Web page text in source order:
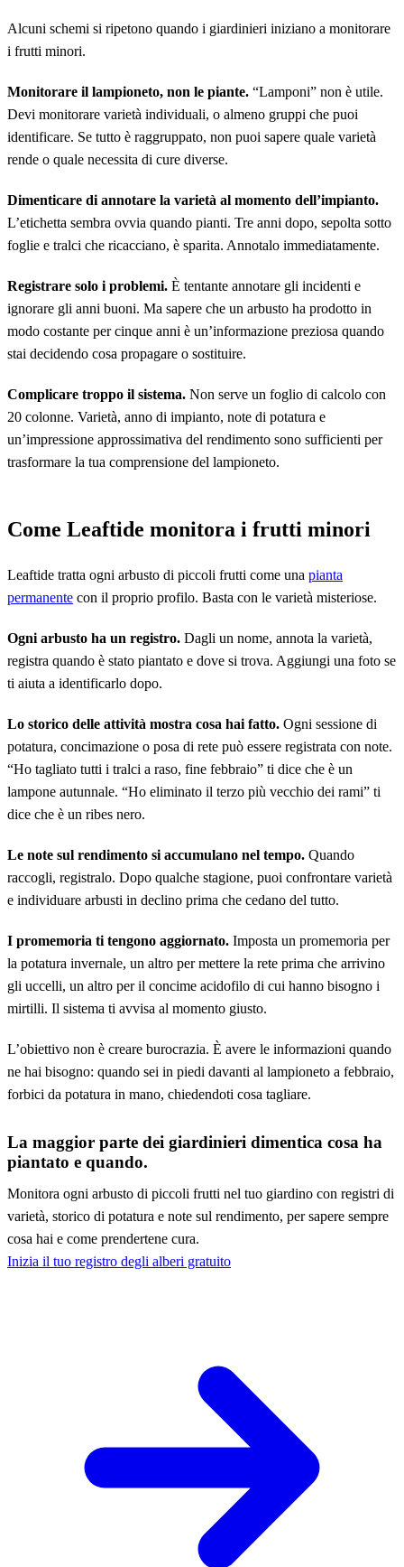
Alcuni schemi si ripetono quando i giardinieri iniziano a monitorare
i frutti minori.
Monitorare il lampioneto, non le piante. “Lamponi” non è utile.
Devi monitorare varietà individuali, o almeno gruppi che puoi
identificare. Se tutto è raggruppato, non puoi sapere quale varietà
rende o quale necessita di cure diverse.
Dimenticare di annotare la varietà al momento dell’impianto.
L’etichetta sembra ovvia quando pianti. Tre anni dopo, sepolta sotto
foglie e tralci che ricacciano, è sparita. Annotalo immediatamente.
Registrare solo i problemi. È tentante annotare gli incidenti e
ignorare gli anni buoni. Ma sapere che un arbusto ha prodotto in
modo costante per cinque anni è un’informazione preziosa quando
stai decidendo cosa propagare o sostituire.
Complicare troppo il sistema. Non serve un foglio di calcolo con
20 colonne. Varietà, anno di impianto, note di potatura e
un’impressione approssimativa del rendimento sono sufficienti per
trasformare la tua comprensione del lampioneto.
Come Leaftide monitora i frutti minori
Leaftide tratta ogni arbusto di piccoli frutti come una pianta
permanente con il proprio profilo. Basta con le varietà misteriose.
Ogni arbusto ha un registro. Dagli un nome, annota la varietà,
registra quando è stato piantato e dove si trova. Aggiungi una foto se
ti aiuta a identificarlo dopo.
Lo storico delle attività mostra cosa hai fatto. Ogni sessione di
potatura, concimazione o posa di rete può essere registrata con note.
“Ho tagliato tutti i tralci a raso, fine febbraio” ti dice che è un
lampone autunnale. “Ho eliminato il terzo più vecchio dei rami” ti
dice che è un ribes nero.
Le note sul rendimento si accumulano nel tempo. Quando
raccogli, registralo. Dopo qualche stagione, puoi confrontare varietà
e individuare arbusti in declino prima che cedano del tutto.
I promemoria ti tengono aggiornato. Imposta un promemoria per
la potatura invernale, un altro per mettere la rete prima che arrivino
gli uccelli, un altro per il concime acidofilo di cui hanno bisogno i
mirtilli. Il sistema ti avvisa al momento giusto.
L’obiettivo non è creare burocrazia. È avere le informazioni quando
ne hai bisogno: quando sei in piedi davanti al lampioneto a febbraio,
forbici da potatura in mano, chiedendoti cosa tagliare.
La maggior parte dei giardinieri dimentica cosa ha
piantato e quando.
Monitora ogni arbusto di piccoli frutti nel tuo giardino con registri di
varietà, storico di potatura e note sul rendimento, per sapere sempre
cosa hai e come prendertene cura.
Inizia il tuo registro degli alberi gratuito